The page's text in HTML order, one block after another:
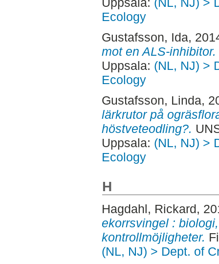
Ecology
Gustafsson, Ida,
mot en ALS-inhibitor.
Uppsala: (NL, NJ) >
Ecology
Gustafsson, Linda,
lärkrutor på
höstveteodling?.
Uppsala: (NL, NJ) >
Ecology
H
Hagdahl, Rickard,
ekorrsvingel :
kontrollmöjligheter.
(NL, NJ) > Dept. of